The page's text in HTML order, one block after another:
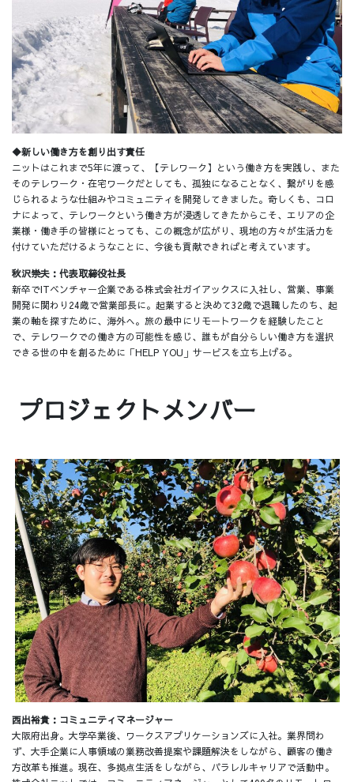
◆新しい働き方を創り出す責任
ニットはこれまで5年に渡って、【テレワーク】という働き方を実践し、また
そのテレワーク・在宅ワークだとしても、孤独になることなく、繋がりを感
じられるような仕組みやコミュニティを開発してきました。奇しくも、コロ
ナによって、テレワークという働き方が浸透してきたからこそ、エリアの企
業様・働き手の皆様にとっても、この概念が広がり、現地の方々が生活力を
付けていただけるようなことに、今後も貢献できればと考えています。
秋沢崇夫：代表取締役社長
新卒でITベンチャー企業である株式会社ガイアックスに入社し、営業、事業
開発に関わり24歳で営業部長に。起業すると決めて32歳で退職したのち、起
業の軸を探すために、海外へ。旅の最中にリモートワークを経験したこと
で、テレワークでの働き方の可能性を感じ、誰もが自分らしい働き方を選択
できる世の中を創るために「HELP YOU」サービスを立ち上げる。
プロジェクトメンバー
西出裕貴：コミュニティマネージャー
大阪府出身。大学卒業後、ワークスアプリケーションズに入社。業界問わ
ず、大手企業に人事領域の業務改善提案や課題解決をしながら、顧客の働き
方改革も推進。現在、多拠点生活をしながら、パラレルキャリアで活動中。